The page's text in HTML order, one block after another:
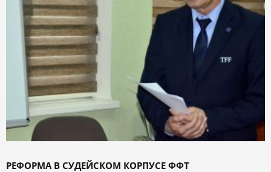
РЕФОРМА В СУДЕЙСКОМ КОРПУСЕ ФФТ